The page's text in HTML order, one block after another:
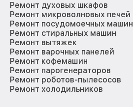
Ремонт духовых шкафов
Ремонт микроволновых печей
Ремонт посудомоечных машин
Ремонт стиральных машин
Ремонт вытяжек
Ремонт варочных панелей
Ремонт кофемашин
Ремонт парогенераторов
Ремонт роботов-пылесосов
Ремонт холодильников